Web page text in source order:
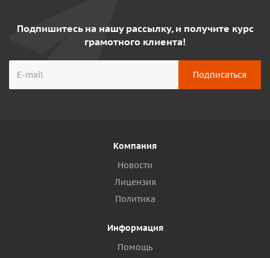
Подпишитесь на нашу рассылку, и получите курс
грамотного клиента!
Компания
Новости
Лицензия
Политика
Информация
Помощь